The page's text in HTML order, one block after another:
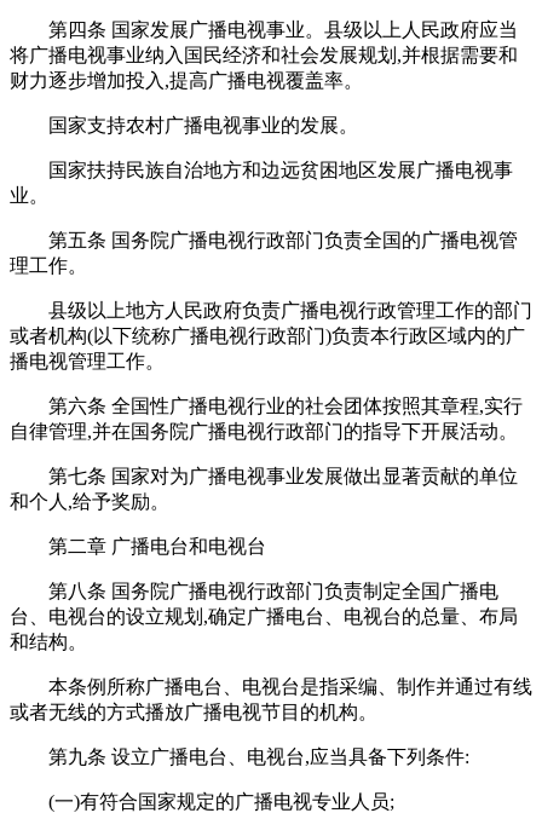
第四条 国家发展广播电视事业。县级以上人民政府应当
将广播电视事业纳入国民经济和社会发展规划,并根据需要和
财力逐步增加投入,提高广播电视覆盖率。
国家支持农村广播电视事业的发展。
国家扶持民族自治地方和边远贫困地区发展广播电视事
业。
第五条 国务院广播电视行政部门负责全国的广播电视管
理工作。
县级以上地方人民政府负责广播电视行政管理工作的部门
或者机构(以下统称广播电视行政部门)负责本行政区域内的广
播电视管理工作。
第六条 全国性广播电视行业的社会团体按照其章程,实行
自律管理,并在国务院广播电视行政部门的指导下开展活动。
第七条 国家对为广播电视事业发展做出显著贡献的单位
和个人,给予奖励。
第二章 广播电台和电视台
第八条 国务院广播电视行政部门负责制定全国广播电
台、电视台的设立规划,确定广播电台、电视台的总量、布局
和结构。
本条例所称广播电台、电视台是指采编、制作并通过有线
或者无线的方式播放广播电视节目的机构。
第九条 设立广播电台、电视台,应当具备下列条件:
(一)有符合国家规定的广播电视专业人员;